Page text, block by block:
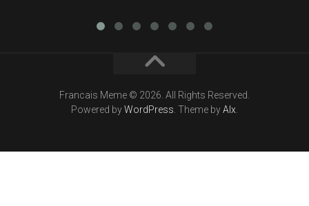
Francais Meme © 2026. All Rights Reserved.
Powered byWordPress . Theme byAlx